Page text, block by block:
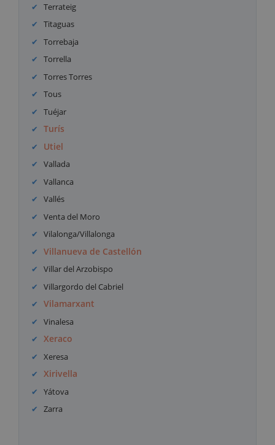
Terrateig
Titaguas
Torrebaja
Torrella
Torres Torres
Tous
Tuéjar
Turís
Utiel
Vallada
Vallanca
Vallés
Venta del Moro
Vilalonga/Villalonga
Villanueva de Castellón
Villar del Arzobispo
Villargordo del Cabriel
Vilamarxant
Vinalesa
Xeraco
Xeresa
Xirivella
Yátova
Zarra